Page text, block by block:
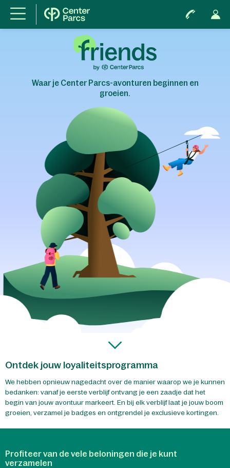
Waar je Center Parcs-avonturen beginnen en
groeien.
Ontdek jouw loyaliteitsprogramma
We hebben opnieuw nagedacht over de manier waarop we je kunnen
bedanken: vanaf je eerste verblijf ontvang je een zaadje dat het
begin van jouw avontuur markeert. En bij elk verblijf laat je jouw boom
groeien, verzamel je badges en ontgrendel je exclusieve kortingen.
Profiteer van de vele beloningen die je kunt
verzamelen